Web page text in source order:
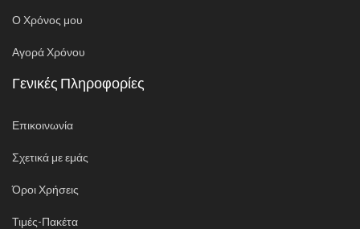
Ο Χρόνος μου
Αγορά Χρόνου
Γενικές Πληροφορίες
Επικοινωνία
Σχετικά με εμάς
Όροι Χρήσεις
Τιμές-Πακέτα